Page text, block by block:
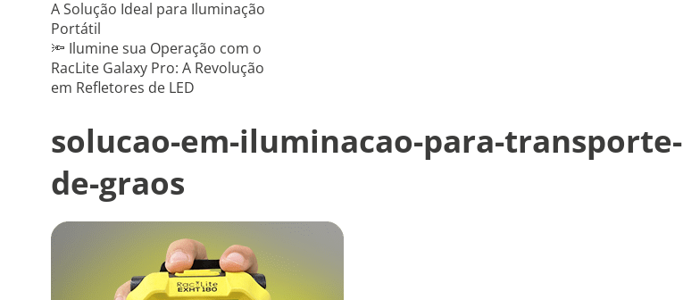
A Solução Ideal para Iluminação
Portátil
🔦 Ilumine sua Operação com o
RacLite Galaxy Pro: A Revolução
em Refletores de LED
solucao-em-iluminacao-para-transporte-
de-graos